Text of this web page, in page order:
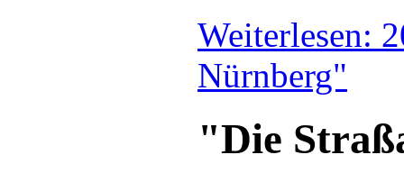
Weiterlesen:
Nürnberg"
"Die